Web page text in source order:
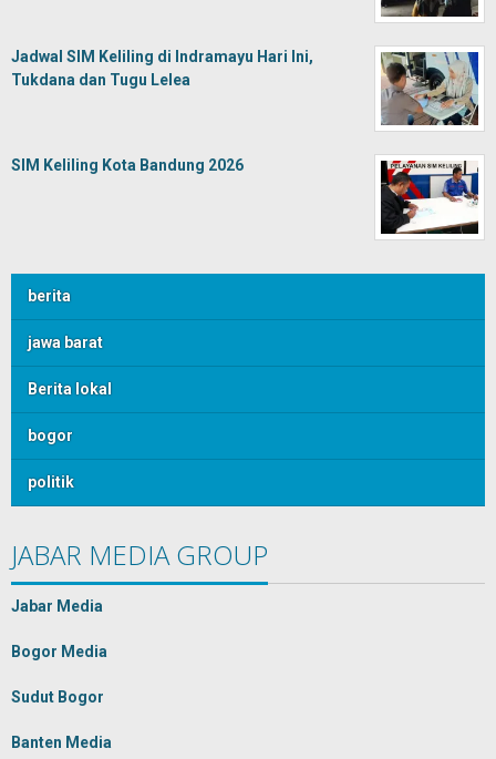
Jadwal SIM Keliling di Indramayu Hari Ini,
Tukdana dan Tugu Lelea
SIM Keliling Kota Bandung 2026
berita
jawa barat
Berita lokal
bogor
politik
JABAR MEDIA GROUP
Jabar Media
Bogor Media
Sudut Bogor
Banten Media